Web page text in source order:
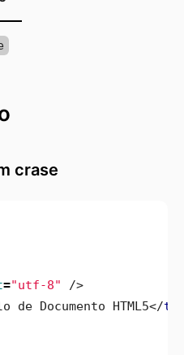
crase
="utf-8"
/>
de Documento HTML5</